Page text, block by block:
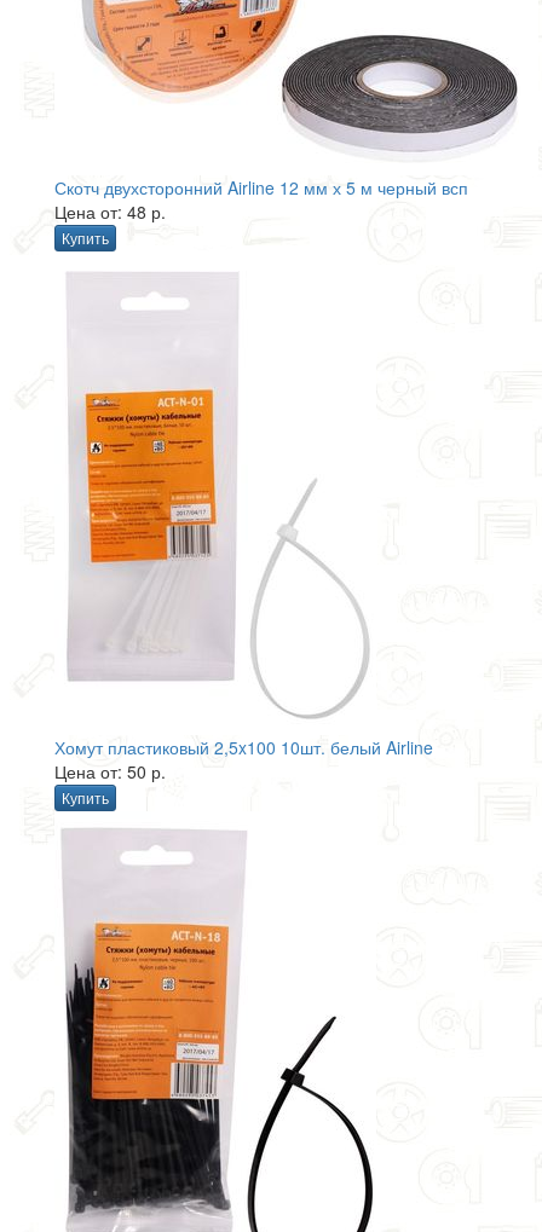
Скотч двухсторонний Airline 12 мм х 5 м черный всп
Цена от: 48 р.
Купить
Хомут пластиковый 2,5x100 10шт. белый Airline
Цена от: 50 р.
Купить